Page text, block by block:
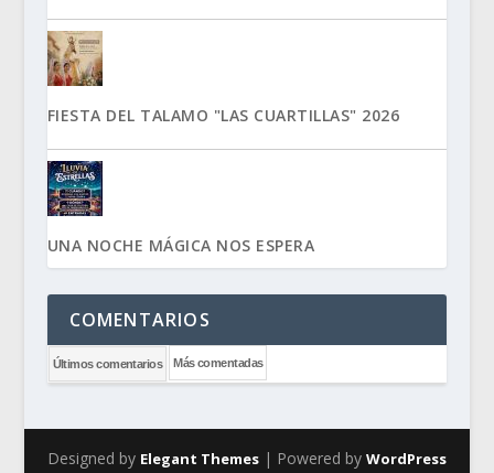
FIESTA DEL TALAMO "LAS CUARTILLAS" 2026
UNA NOCHE MÁGICA NOS ESPERA
COMENTARIOS
Últimos comentarios Más comentadas
Designed by Elegant Themes| Powered by WordPress